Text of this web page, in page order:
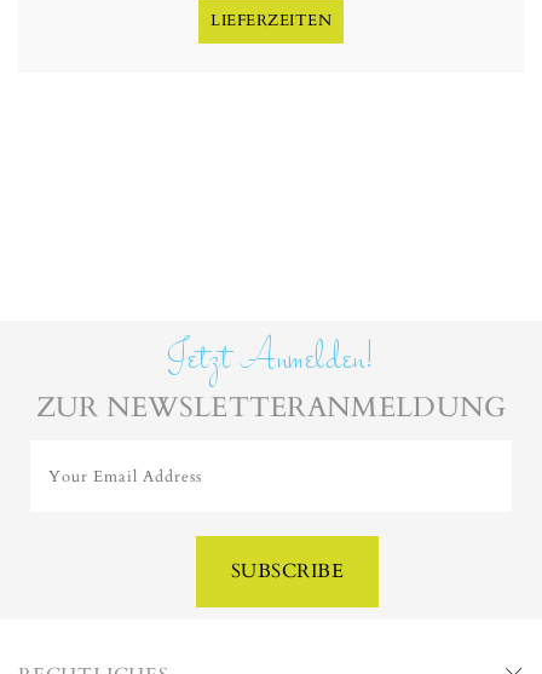
LIEFERZEITEN
Jetzt Anmelden!
ZUR NEWSLETTERANMELDUNG
Your Email Address
SUBSCRIBE